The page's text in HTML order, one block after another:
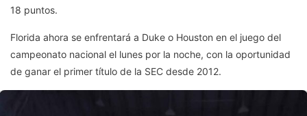
18 puntos.
Florida ahora se enfrentará a Duke o Houston en el juego del
campeonato nacional el lunes por la noche, con la oportunidad
de ganar el primer título de la SEC desde 2012.